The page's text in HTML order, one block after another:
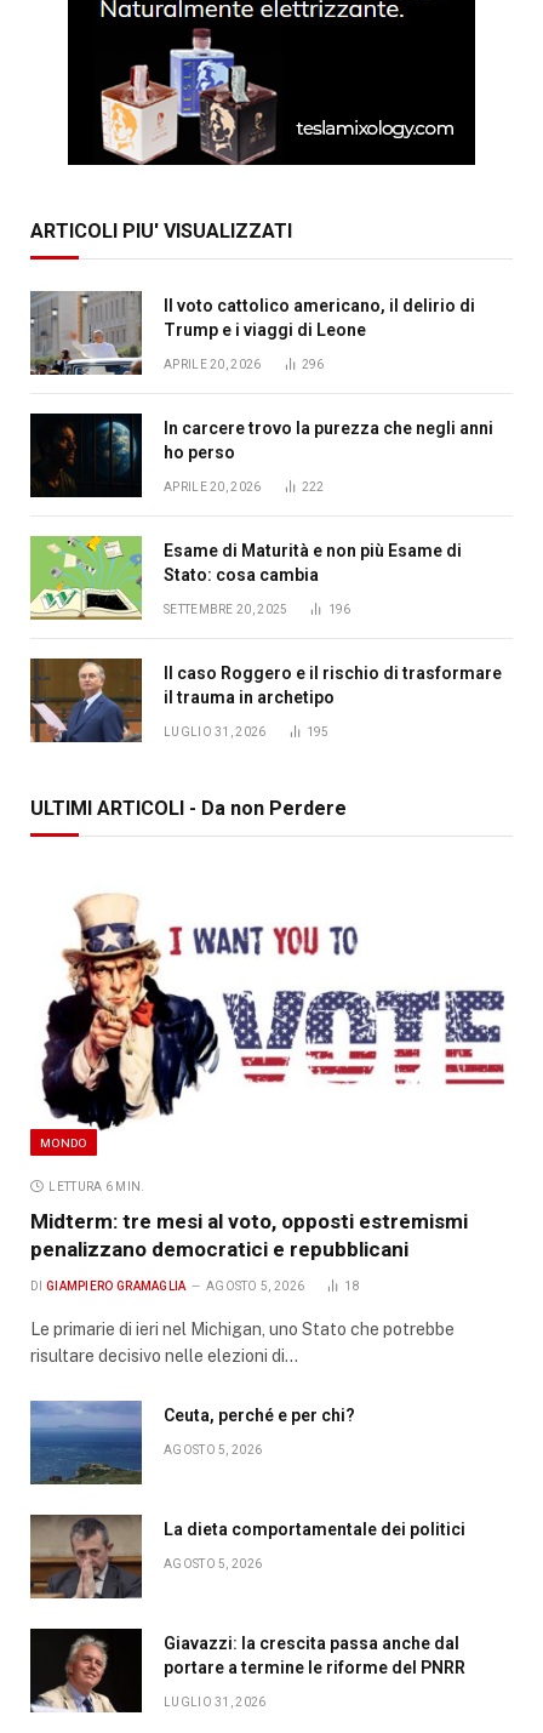
ARTICOLI PIU' VISUALIZZATI
Il voto cattolico americano, il delirio di
Trump e i viaggi di Leone
APRILE 20, 2026 296
In carcere trovo la purezza che negli anni
ho perso
APRILE 20, 2026 222
Esame di Maturità e non più Esame di
Stato: cosa cambia
SETTEMBRE 20, 2025 196
Il caso Roggero e il rischio di trasformare
il trauma in archetipo
LUGLIO 31, 2026 195
ULTIMI ARTICOLI - Da non Perdere
MONDO
LETTURA 6 MIN.
Midterm: tre mesi al voto, opposti estremismi
penalizzano democratici e repubblicani
DI GIAMPIERO GRAMAGLIA AGOSTO 5, 2026 18
Le primarie di ieri nel Michigan, uno Stato che potrebbe
risultare decisivo nelle elezioni di…
Ceuta, perché e per chi?
AGOSTO 5, 2026
La dieta comportamentale dei politici
AGOSTO 5, 2026
Giavazzi: la crescita passa anche dal
portare a termine le riforme del PNRR
LUGLIO 31, 2026